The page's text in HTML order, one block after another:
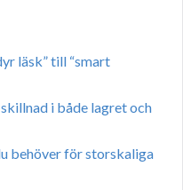
läsk” till “smart
i både lagret och
behöver för storskaliga